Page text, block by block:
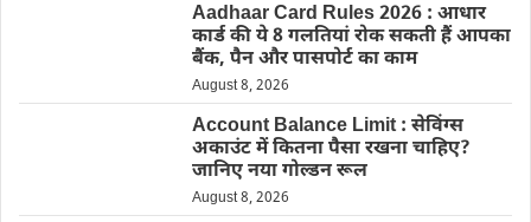
Aadhaar Card Rules 2026 : आधार
कार्ड की ये 8 गलतियां रोक सकती हैं आपका
बैंक, पैन और पासपोर्ट का काम
August 8, 2026
Account Balance Limit : सेविंग्स
अकाउंट में कितना पैसा रखना चाहिए?
जानिए नया गोल्डन रूल
August 8, 2026